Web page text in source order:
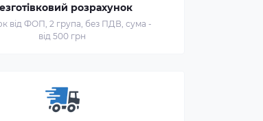
розрахунок
від ФОП, 2 група, без ПДВ, сума -
від 500 грн